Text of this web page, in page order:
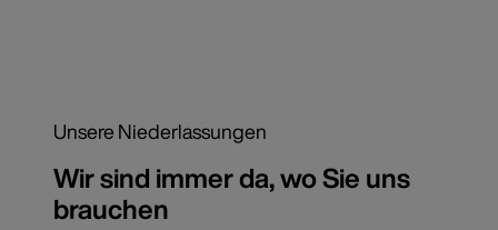
Unsere Niederlassungen
Wir sind immer da, wo Sie uns
brauchen